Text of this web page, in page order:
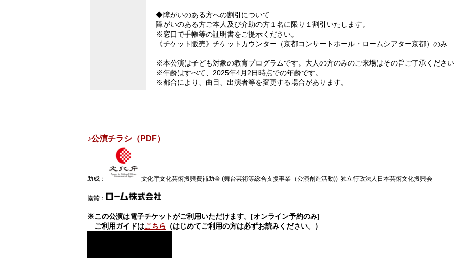
◆障がいのある方への割引について
障がいのある方ご本人及び介助の方１名に限り１割引いたします。
※窓口で手帳等の証明書をご提示ください。
《チケット販売》チケットカウンター（京都コンサートホール・ロームシアター京都）のみ
※本公演は子ども対象の教育プログラムです。大人の方のみのご来場はその旨ご了承くださ
※年齢はすべて、2025年4月2日時点での年齢です。
※都合により、曲目、出演者等を変更する場合があります。
♪公演チラシ（PDF）
助成： 文化庁文化芸術振興費補助金 (舞台芸術等総合支援事業 （公演創造活動)) 独立行政法人日本芸術文化振興会
協賛：
※この公演は電子チケットがご利用いただけます。[オンライン予約のみ]
ご利用ガイドはこちら （はじめてご利用の方は必ずお読みください。）